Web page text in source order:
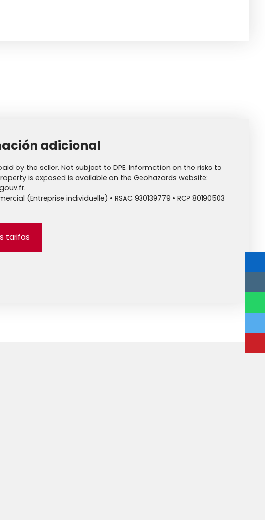
adicional
by the seller. Not subject to DPE. Information on the risks to
is exposed is available on the Geohazards website:
(Entreprise individuelle) • RSAC 930139779 • RCP 80190503
tarifas